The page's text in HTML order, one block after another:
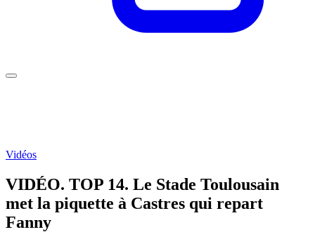
Vidéos
VIDÉO. TOP 14. Le Stade Toulousain
met la piquette à Castres qui repart
Fanny